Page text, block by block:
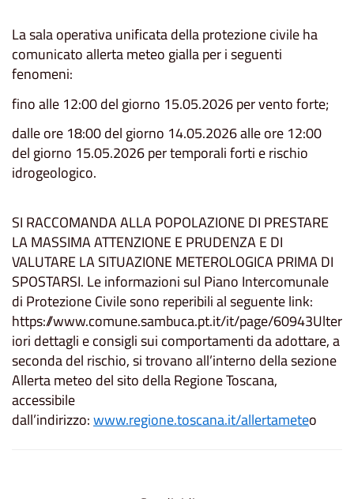
La sala operativa unificata della protezione civile ha
comunicato allerta meteo gialla per i seguenti
fenomeni:
fino alle 12:00 del giorno 15.05.2026 per vento forte;
dalle ore 18:00 del giorno 14.05.2026 alle ore 12:00
del giorno 15.05.2026 per temporali forti e rischio
idrogeologico.
SI RACCOMANDA ALLA POPOLAZIONE DI PRESTARE
LA MASSIMA ATTENZIONE E PRUDENZA E DI
VALUTARE LA SITUAZIONE METEROLOGICA PRIMA DI
SPOSTARSI. Le informazioni sul Piano Intercomunale
di Protezione Civile sono reperibili al seguente link:
https://www.comune.sambuca.pt.it/it/page/60943Ulter
iori dettagli e consigli sui comportamenti da adottare, a
seconda del rischio, si trovano all’interno della sezione
Allerta meteo del sito della Regione Toscana,
accessibile
dall’indirizzo:www.regione.toscana.it/allertameteo